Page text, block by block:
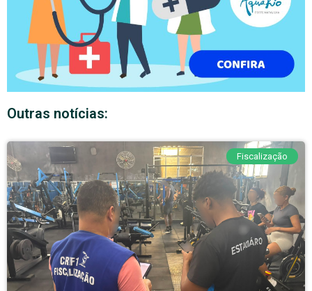
Outras notícias:
Fiscalização